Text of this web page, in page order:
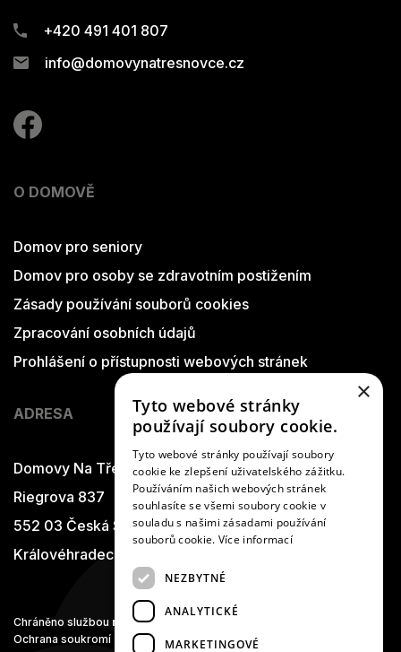
+420 491 401 807
info@domovynatresnovce.cz
O DOMOVĚ
Domov pro seniory
Domov pro osoby se zdravotním postižením
Zásady používání souborů cookies
Zpracování osobních údajů
Prohlášení o přístupnosti webových stránek
ADRESA
Domovy Na Třešňovce
Riegrova 837
552 03 Česká Skalice
Královéhradecký kraj
Chráněno službou reCAPTCHA
Ochrana soukromí
Smluvní podmínky
×
Tyto webové stránky
používají soubory cookie.
Tyto webové stránky používají soubory
cookie ke zlepšení uživatelského zážitku.
Používáním našich webových stránek
souhlasíte se všemi soubory cookie v
souladu s našimi zásadami používání
souborů cookie. Více informací
NEZBYTNÉ
ANALYTICKÉ
MARKETINGOVÉ